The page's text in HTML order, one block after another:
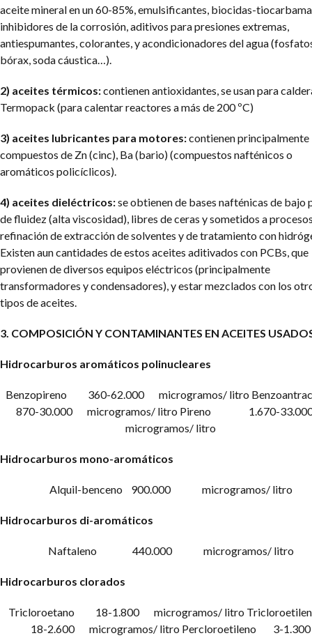
aceite mineral en un 60-85%, emulsificantes, biocidas-
inhibidores de la corrosión, aditivos para presiones extremas,
antiespumantes, colorantes, y acondicionadores del agua
bórax, soda cáustica…).
2) aceites térmicos:contienen antioxidantes, se usan para
Termopack (para calentar reactores a más de 200 ºC)
3) aceites lubricantes para motores:contienen principalmente
compuestos de Zn (cinc), Ba (bario) (compuestos nafténicos o
aromáticos policíclicos).
4) aceites dieléctricos:se obtienen de bases nafténicas de bajo
de fluidez (alta viscosidad), libres de ceras y sometidos a
refinación de extracción de solventes y de tratamiento con
Existen aun cantidades de estos aceites aditivados con PCBs, que
provienen de diversos equipos eléctricos (principalmente
transformadores y condensadores), y estar mezclados con los
tipos de aceites.
3. COMPOSICIÓN Y CONTAMINANTES EN ACEITES
Hidrocarburos aromáticos polinucleares
Benzopireno 360-62.000 microgramos/ litro
870-30.000 microgramos/ litro Pireno 1.670-
microgramos/ litro
Hidrocarburos mono-aromáticos
Alquil-benceno 900.000 microgramos/ litro
Hidrocarburos di-aromáticos
Naftaleno 440.000 microgramos/ litro
Hidrocarburos clorados
Tricloroetano 18-1.800 microgramos/ litro
18-2.600 microgramos/ litro Percloroetileno 3-1.300